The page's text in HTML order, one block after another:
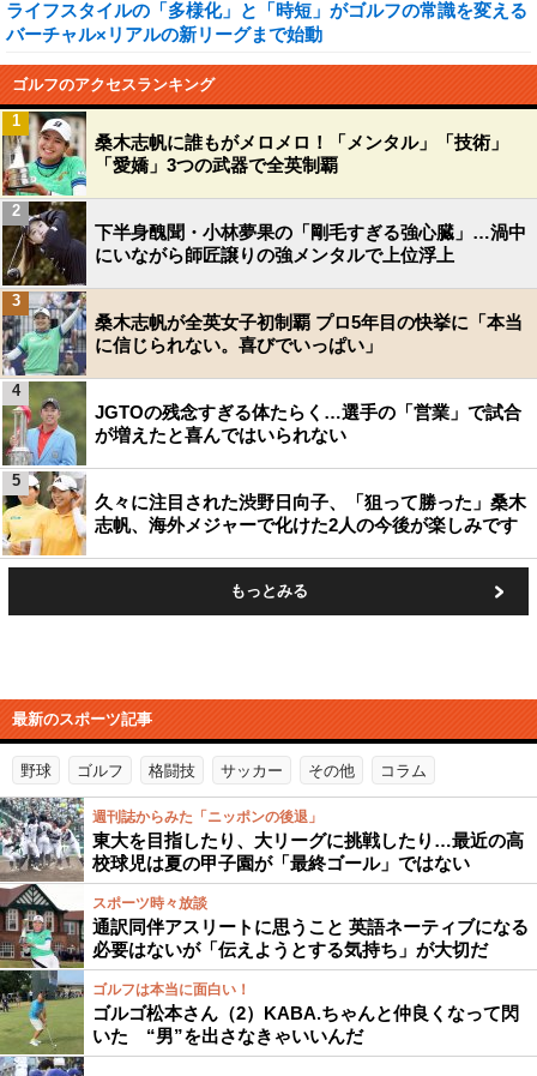
ライフスタイルの「多様化」と「時短」がゴルフの常識を変える
バーチャル×リアルの新リーグまで始動
ゴルフのアクセスランキング
桑木志帆に誰もがメロメロ！「メンタル」「技術」
「愛嬌」3つの武器で全英制覇
1
下半身醜聞・小林夢果の「剛毛すぎる強心臓」…渦中
にいながら師匠譲りの強メンタルで上位浮上
2
桑木志帆が全英女子初制覇 プロ5年目の快挙に「本当
に信じられない。喜びでいっぱい」
3
JGTOの残念すぎる体たらく…選手の「営業」で試合
が増えたと喜んではいられない
4
久々に注目された渋野日向子、「狙って勝った」桑木
志帆、海外メジャーで化けた2人の今後が楽しみです
5
もっとみる
最新のスポーツ記事
野球 ゴルフ 格闘技 サッカー その他 コラム
週刊誌からみた「ニッポンの後退」
東大を目指したり、大リーグに挑戦したり…最近の高
校球児は夏の甲子園が「最終ゴール」ではない
スポーツ時々放談
通訳同伴アスリートに思うこと 英語ネーティブになる
必要はないが「伝えようとする気持ち」が大切だ
ゴルフは本当に面白い！
ゴルゴ松本さん（2）KABA.ちゃんと仲良くなって閃
いた “男”を出さなきゃいいんだ